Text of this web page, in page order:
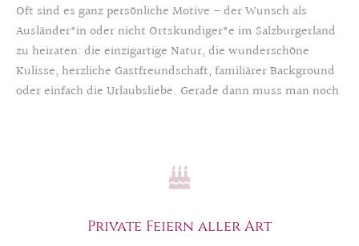
Oft sind es ganz persönliche Motive – der Wunsch als
Ausländer*in oder nicht Ortskundiger*e im Salzburgerland
zu heiraten: die einzigartige Natur, die wunderschöne
Kulisse, herzliche Gastfreundschaft, familiärer Background
oder einfach die Urlaubsliebe. Gerade dann muss man noch
können. Auch vice versa: Wenn Sie als Salzburger*in im
Ausland bzw. einer anderen Region heiraten möchten,
Private Feiern aller Art